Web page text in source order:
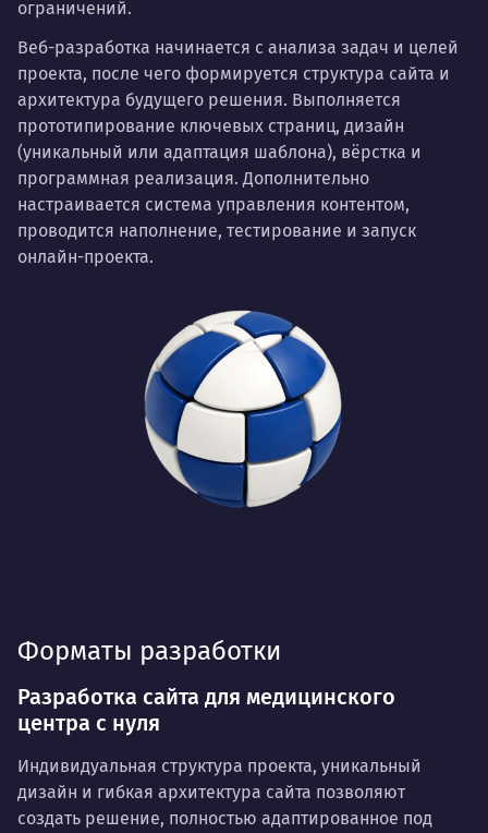
ограничений.
Веб-разработка начинается с анализа задач и целей
проекта, после чего формируется структура сайта и
архитектура будущего решения. Выполняется
прототипирование ключевых страниц, дизайн
(уникальный или адаптация шаблона), вёрстка и
программная реализация. Дополнительно
настраивается система управления контентом,
проводится наполнение, тестирование и запуск
онлайн-проекта.
Форматы разработки
Разработка сайта для медицинского
центра с нуля
Индивидуальная структура проекта, уникальный
дизайн и гибкая архитектура сайта позволяют
создать решение, полностью адаптированное под